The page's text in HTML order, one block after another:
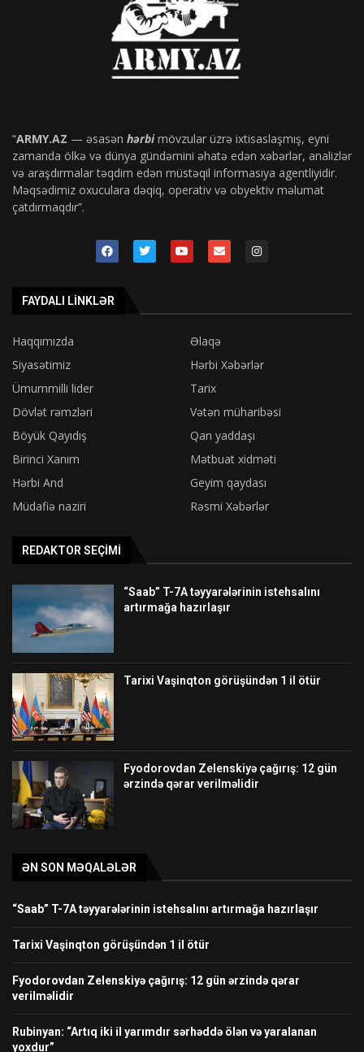
“ARMY.AZ — əsasən hərbimövzular üzrə ixtisaslaşmış, eyni
zamanda ölkə və dünya gündəmini əhatə edən xəbərlər, analizlər
və araşdırmalar təqdim edən müstəqil informasiya agentliyidir.
Məqsədimiz oxuculara dəqiq, operativ və obyektiv məlumat
çatdırmaqdır”.
FAYDALI LINKLƏR
Haqqımızda
Əlaqə
Siyasətimiz
Hərbi Xəbərlər
Ümummilli lider
Tarix
Dövlət rəmzləri
Vətən müharibəsi
Böyük Qayıdış
Qan yaddaşı
Birinci Xanım
Mətbuat xidməti
Hərbi And
Geyim qaydası
Müdafiə naziri
Rəsmi Xəbərlər
REDAKTOR SEÇIMI
“Saab” T-7A təyyarələrinin istehsalını
artırmağa hazırlaşır
Tarixi Vaşinqton görüşündən 1 il ötür
Fyodorovdan Zelenskiyə çağırış: 12 gün
ərzində qərar verilməlidir
ƏN SON MƏQALƏLƏR
“Saab” T-7A təyyarələrinin istehsalını artırmağa hazırlaşır
Tarixi Vaşinqton görüşündən 1 il ötür
Fyodorovdan Zelenskiyə çağırış: 12 gün ərzində qərar
verilməlidir
Rubinyan: “Artıq iki il yarımdır sərhəddə ölən və yaralanan
yoxdur”